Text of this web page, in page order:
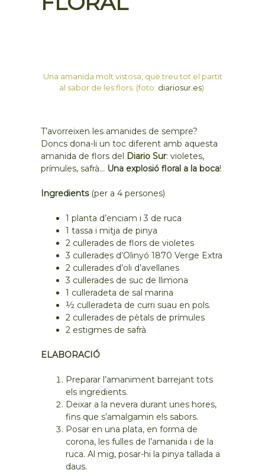
Una amanida molt vistosa, que treu tot el partit
al sabor de les flors. (foto: diariosur.es)
T’avorreixen les amanides de sempre?
Doncs dona-li un toc diferent amb aquesta
amanida de flors del Diario Sur: violetes,
prímules, safrà… Una explosió floral a la boca!
Ingredients (per a 4 persones)
1 planta d’enciam i 3 de ruca
1 tassa i mitja de pinya
2 cullerades de flors de violetes
3 cullerades d’Olinyó 1870 Verge Extra
2 cullerades d’oli d’avellanes
3 cullerades de suc de llimona
1 culleradeta de sal marina
½ culleradeta de curri suau en pols.
2 cullerades de pètals de prímules
2 estigmes de safrà
ELABORACIÓ
Preparar l’amaniment barrejant tots
els ingredients.
Deixar a la nevera durant unes hores,
fins que s’amalgamin els sabors.
Posar en una plata, en forma de
corona, les fulles de l’amanida i de la
ruca. Al mig, posar-hi la pinya tallada a
daus.